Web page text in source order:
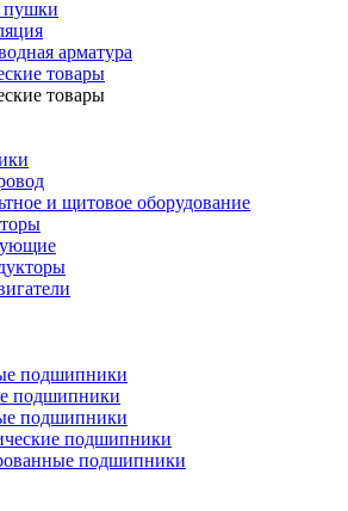
пушки
арматура
товары
товары
и щитовое оборудование
подшипники
подшипники
подшипники
подшипники
подшипники